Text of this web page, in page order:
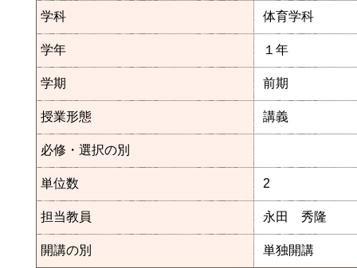
学科 体育学科
学年 １年
学期 前期
授業形態 講義
必修・選択の別
単位数 2
担当教員 永田 秀隆
開講の別 単独開講